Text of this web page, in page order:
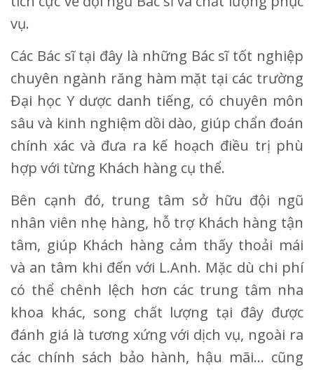
vụ.
Các Bác sĩ tại đây là những Bác sĩ tốt nghiệp
chuyên ngành răng hàm mặt tại các trường
Đại học Y dược danh tiếng, có chuyên môn
sâu và kinh nghiệm dồi dào, giúp chẩn đoán
chính xác và đưa ra kế hoạch điều trị phù
hợp với từng Khách hàng cụ thể.
Bên cạnh đó, trung tâm sở hữu đội ngũ
nhân viên nhẹ hàng, hỗ trợ Khách hàng tận
tâm, giúp Khách hàng cảm thấy thoải mái
và an tâm khi đến với L.Anh. Mặc dù chi phí
có thể chênh lệch hơn các trung tâm nha
khoa khác, song chất lượng tại đây được
đánh giá là tương xứng với dịch vụ, ngoài ra
các chính sách bảo hành, hậu mãi… cũng